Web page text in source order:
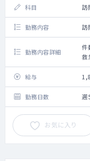
科目 訪
勤務内容 訪
勤務内容詳細
件
救
給与
勤務日数 週
お気に入り